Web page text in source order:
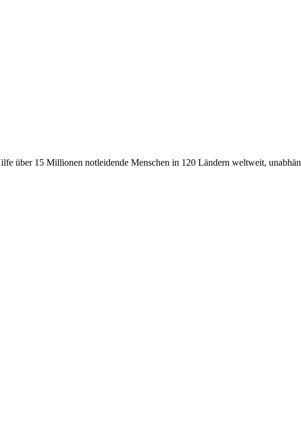
über 15 Millionen notleidende Menschen in 120 Ländern weltweit,